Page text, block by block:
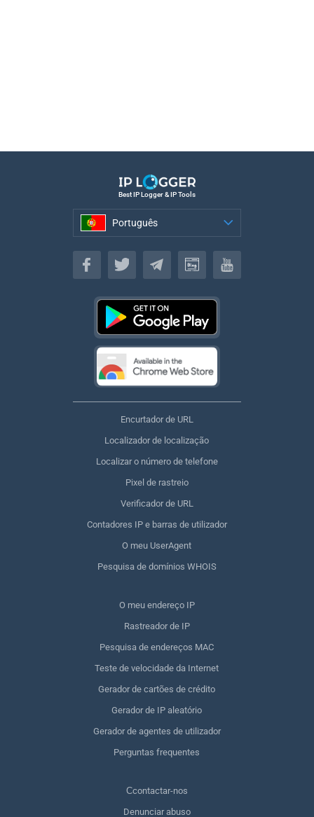
Best IP Logger & IP Tools
Português
Português
Encurtador de URL
Localizador de localização
Localizar o número de telefone
Pixel de rastreio
Verificador de URL
Contadores IP e barras de utilizador
O meu UserAgent
Pesquisa de domínios WHOIS
O meu endereço IP
Rastreador de IP
Pesquisa de endereços MAC
Teste de velocidade da Internet
Gerador de cartões de crédito
Gerador de IP aleatório
Gerador de agentes de utilizador
Perguntas frequentes
Сcontactar-nos
Denunciar abuso